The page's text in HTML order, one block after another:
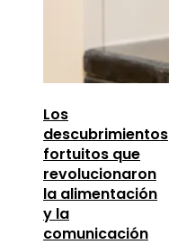
Los
descubrimientos
fortuitos que
revolucionaron
la alimentación
y la
comunicación